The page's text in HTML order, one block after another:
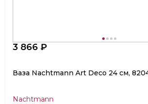
3 866 ₽
Ваза Nachtmann Art Deco 24 см,
Nachtmann